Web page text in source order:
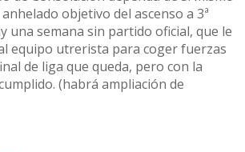
objetivo del ascenso a 3ª
una semana sin partido oficial, que le
equipo utrerista para coger fuerzas
de liga que queda, pero con la
(habrá ampliación de